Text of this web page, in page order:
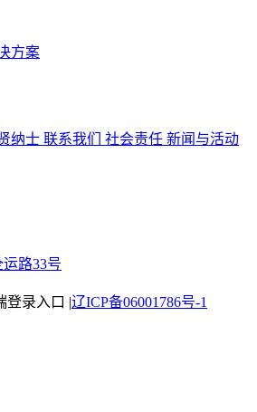
方案
纳士 联系我们 社会责任 新闻与活动
路33号
登录入口 |辽ICP备06001786号-1